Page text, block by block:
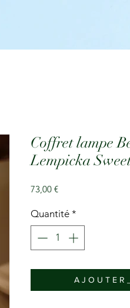
Coffret lampe
Lempicka
73,00 €Prix
Quantité *
A J O U T E R